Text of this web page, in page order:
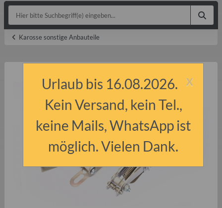
Karosse sonstige Anbauteile
x
Urlaub bis 16.08.2026.
Kein Versand, kein Tel.,
keine Mails, WhatsApp ist
möglich. Vielen Dank.